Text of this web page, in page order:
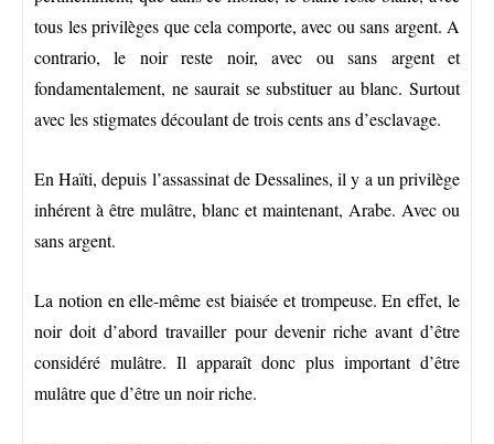
tous les privilèges que cela comporte, avec ou sans argent. A
contrario, le noir reste noir, avec ou sans argent et
fondamentalement, ne saurait se substituer au blanc. Surtout
avec les stigmates découlant de trois cents ans d’esclavage.
En Haïti, depuis l’assassinat de Dessalines, il y a un privilège
inhérent à être mulâtre, blanc et maintenant, Arabe. Avec ou
sans argent.
La notion en elle-même est biaisée et trompeuse. En effet, le
noir doit d’abord travailler pour devenir riche avant d’être
considéré mulâtre. Il apparaît donc plus important d’être
mulâtre que d’être un noir riche.